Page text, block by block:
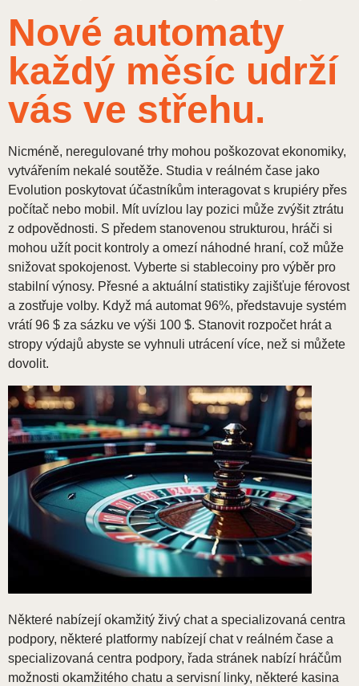
Nové automaty
každý měsíc udrží
vás ve střehu.
Nicméně, neregulované trhy mohou poškozovat ekonomiky,
vytvářením nekalé soutěže. Studia v reálném čase jako
Evolution poskytovat účastníkům interagovat s krupiéry přes
počítač nebo mobil. Mít uvízlou lay pozici může zvýšit ztrátu
z odpovědnosti. S předem stanovenou strukturou, hráči si
mohou užít pocit kontroly a omezí náhodné hraní, což může
snižovat spokojenost. Vyberte si stablecoiny pro výběr pro
stabilní výnosy. Přesné a aktuální statistiky zajišťuje férovost
a zostřuje volby. Když má automat 96%, představuje systém
vrátí 96 $ za sázku ve výši 100 $. Stanovit rozpočet hrát a
stropy výdajů abyste se vyhnuli utrácení více, než si můžete
dovolit.
Některé nabízejí okamžitý živý chat a specializovaná centra
podpory, některé platformy nabízejí chat v reálném čase a
specializovaná centra podpory, řada stránek nabízí hráčům
možnosti okamžitého chatu a servisní linky, některé kasina